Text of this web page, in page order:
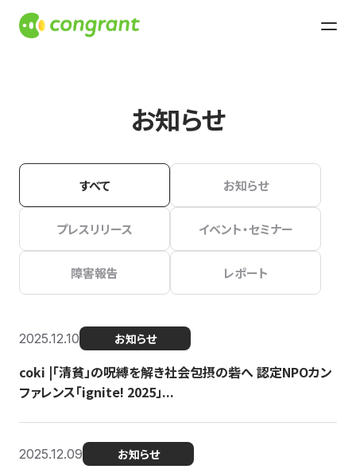
お知らせ
すべて お知らせ
プレスリリース イベント・セミナー
障害報告 レポート
2025.12.10 お知らせ
coki |「清貧」の呪縛を解き社会包摂の砦へ 認定NPOカン
ファレンス「ignite! 2025」...
2025.12.09 お知らせ